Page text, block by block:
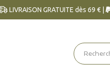
LIVRAISON GRATUITE dès 69 € |